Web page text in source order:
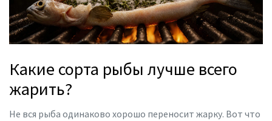
Какие сорта рыбы лучше всего
жарить?
Не вся рыба одинаково хорошо переносит жарку. Вот что